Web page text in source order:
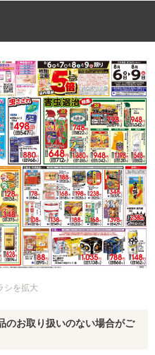
シを拡大
お取り扱いのない場合がご